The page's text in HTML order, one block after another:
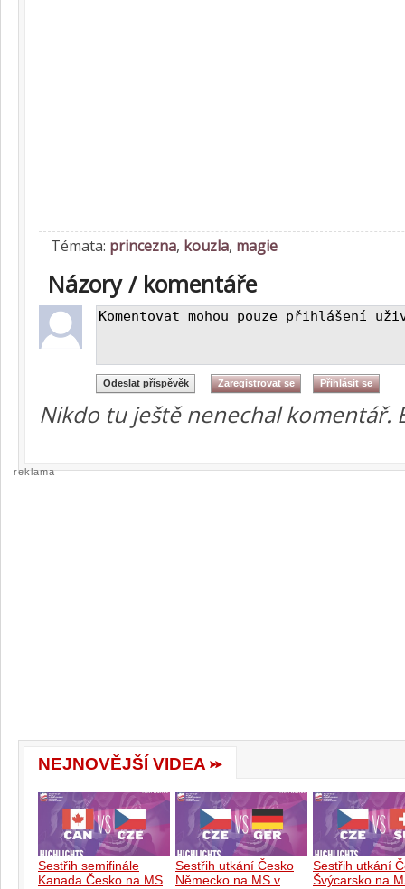
Témata: princezna, kouzla, magie
Názory / komentáře
Nikdo tu ještě nenechal komentář.
reklama
NEJNOVĚJŠÍ VIDEA
Sestřih semifinále
Kanada Česko na MS
Sestřih utkání Česko
Německo na MS v
Sestřih utkání
Švýcarsko na